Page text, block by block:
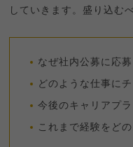
していきます。盛り込む
なぜ社内公募に応
どのような仕事に
今後のキャリアプ
これまで経験をど